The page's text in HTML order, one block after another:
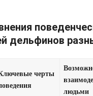
дельфинов
черты
людьми